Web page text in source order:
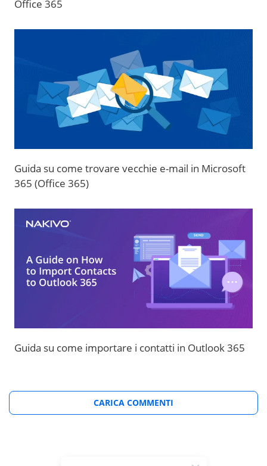
Office 365
Guida su come trovare vecchie e-mail in Microsoft
365 (Office 365)
Guida su come importare i contatti in Outlook 365
CARICA COMMENTI